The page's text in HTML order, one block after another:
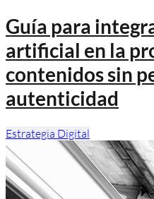
Guía para
artificial en la
contenidos sin
autenticidad
Estrategia Digital